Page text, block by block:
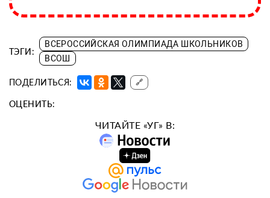
ТЭГИ:
ВСЕРОССИЙСКАЯ ОЛИМПИАДА ШКОЛЬНИКОВ
ВСОШ
ПОДЕЛИТЬСЯ: 🔗
ОЦЕНИТЬ:
ЧИТАЙТЕ «УГ» В: